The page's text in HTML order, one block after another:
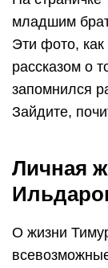
младшим
Эти фото,
рассказом о
запомнился
Зайдите,
Личная
О жизни